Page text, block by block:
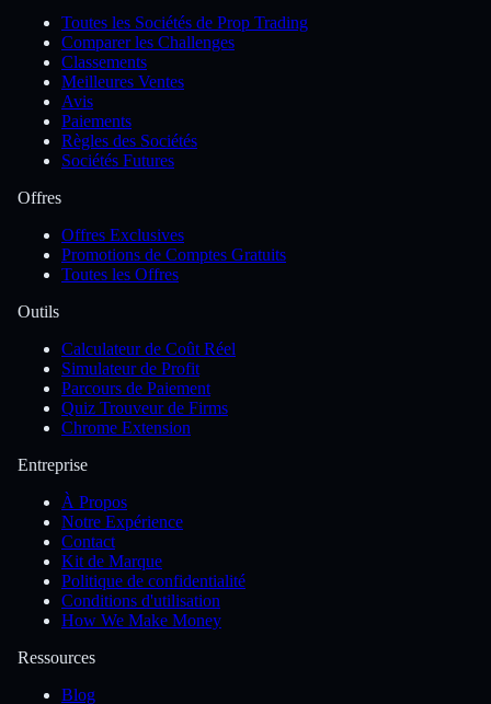
Toutes les Sociétés de Prop Trading
Comparer les Challenges
Classements
Meilleures Ventes
Avis
Paiements
Règles des Sociétés
Sociétés Futures
Offres
Offres Exclusives
Promotions de Comptes Gratuits
Toutes les Offres
Outils
Calculateur de Coût Réel
Simulateur de Profit
Parcours de Paiement
Quiz Trouveur de Firms
Chrome Extension
Entreprise
À Propos
Notre Expérience
Contact
Kit de Marque
Politique de confidentialité
Conditions d'utilisation
How We Make Money
Ressources
Blog